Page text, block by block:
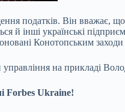
податків. Він вважає,
й інші українські
Конотопським
на прикладі
Forbes Ukraine!